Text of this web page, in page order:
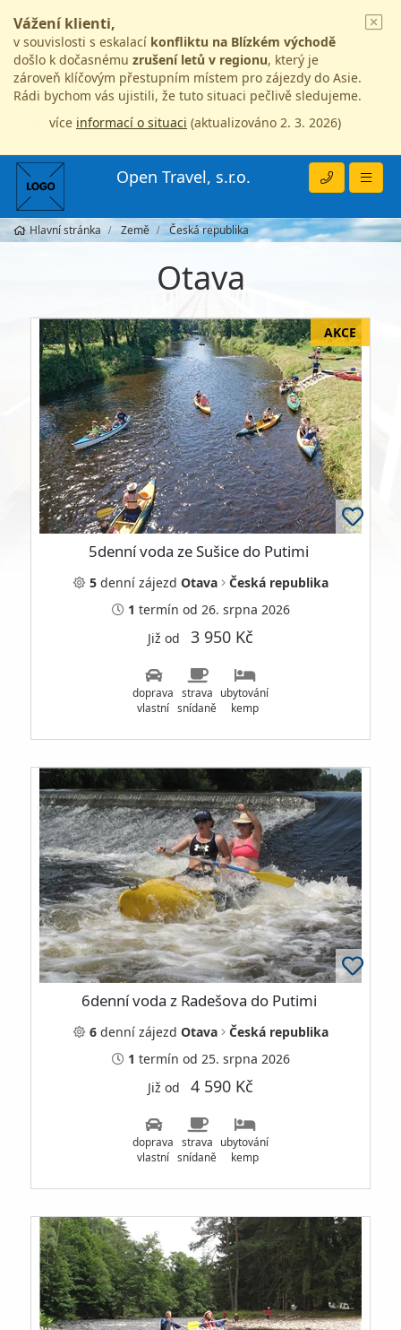
Vážení klienti,
v souvislosti s eskalací konfliktu na Blízkém východě
došlo k dočasnému zrušení letů v regionu, který je
zároveň klíčovým přestupním místem pro zájezdy do Asie.
Rádi bychom vás ujistili, že tuto situaci pečlivě sledujeme.
více informací o situaci (aktualizováno 2. 3. 2026)
Open Travel, s.r.o.
Hlavní stránka Země Česká republika
Otava
5denní voda ze Sušice do Putimi
5dennízájezd Otava
Česká republika
1 termín od 26. srpna 2026
Již od 3 950 Kč
doprava
vlastní
strava
snídaně
ubytování
kemp
6denní voda z Radešova do Putimi
6dennízájezd Otava
Česká republika
1 termín od 25. srpna 2026
Již od 4 590 Kč
doprava
vlastní
strava
snídaně
ubytování
kemp